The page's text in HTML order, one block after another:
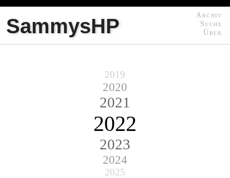
Archiv
Suche
Über
SammysHP
2019
2020
2021
2022
2023
2024
2025